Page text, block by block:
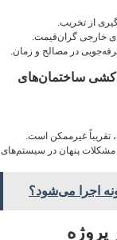
از تخریب.
خارجی گران‌قیمت.
در مصالح و زمان.
ساختمان‌های
غیرممکن است.
مشکلات پنهان در سیستم‌های
اجرا می‌شود؟